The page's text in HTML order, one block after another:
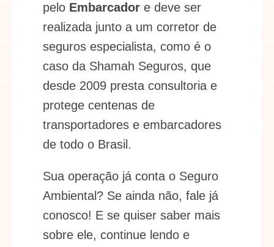
pelo Embarcador e deve ser
realizada junto a um corretor de
seguros especialista, como é o
caso da Shamah Seguros, que
desde 2009 presta consultoria e
protege centenas de
transportadores e embarcadores
de todo o Brasil.
Sua operação já conta o Seguro
Ambiental? Se ainda não, fale já
conosco! E se quiser saber mais
sobre ele, continue lendo e